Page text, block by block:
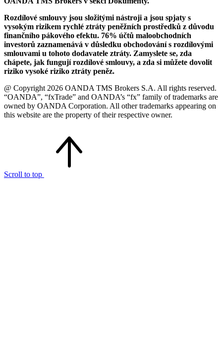
Rozdílové smlouvy jsou složitými nástroji a jsou spjaty s
vysokým rizikem rychlé ztráty peněžních prostředků z důvodu
finančního pákového efektu. 76% účtů maloobchodních
investorů zaznamenává v důsledku obchodování s rozdílovými
smlouvami u tohoto dodavatele ztráty. Zamyslete se, zda
chápete, jak fungují rozdílové smlouvy, a zda si můžete dovolit
riziko vysoké riziko ztráty peněz.
@ Copyright 2026 OANDA TMS Brokers S.A. All rights reserved.
“OANDA”, “fxTrade” and OANDA’s “fx” family of trademarks are
owned by OANDA Corporation. All other trademarks appearing on
this website are the property of their respective owner.
Scroll to top